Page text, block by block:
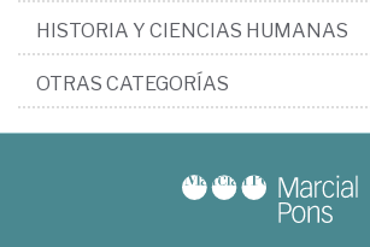
HISTORIA Y CIENCIAS HUMANAS
OTRAS CATEGORÍAS